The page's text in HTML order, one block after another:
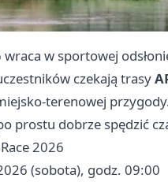
wraca w sportowej
czekają trasy
terenowej
prostu dobrze spędzić
2026
(sobota), godz. 09:00